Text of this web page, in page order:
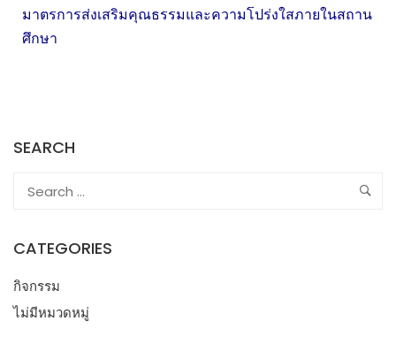
มาตรการส่งเสริมคุณธรรมและความโปร่งใสภายในสถาน
ศึกษา
SEARCH
CATEGORIES
กิจกรรม
ไม่มีหมวดหมู่